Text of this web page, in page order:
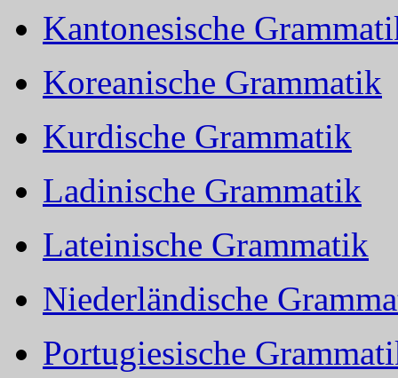
Kantonesische
Koreanische Grammatik
Kurdische Grammatik
Ladinische Grammatik
Lateinische Grammatik
Niederländische
Portugiesische